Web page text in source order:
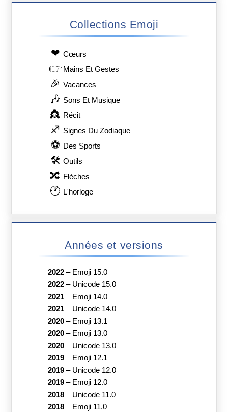
Collections Emoji
❤ Сœurs
👉 Mains Et Gestes
🎉 Vacances
🎶 Sons Et Musique
👸 Récit
♐ Signes Du Zodiaque
⚽ Des Sports
🛠 Outils
🔀 Flèches
🕐 L'horloge
Années et versions
2022– Emoji 15.0
2022– Unicode 15.0
2021– Emoji 14.0
2021– Unicode 14.0
2020– Emoji 13.1
2020– Emoji 13.0
2020– Unicode 13.0
2019– Emoji 12.1
2019– Unicode 12.0
2019– Emoji 12.0
2018– Unicode 11.0
2018– Emoji 11.0